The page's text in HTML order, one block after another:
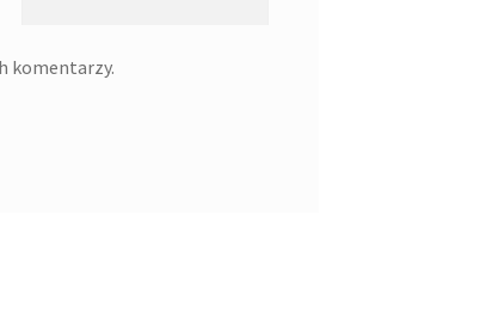
komentarzy.